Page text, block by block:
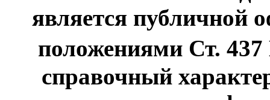
является публичной
положениями Ст.
справочный